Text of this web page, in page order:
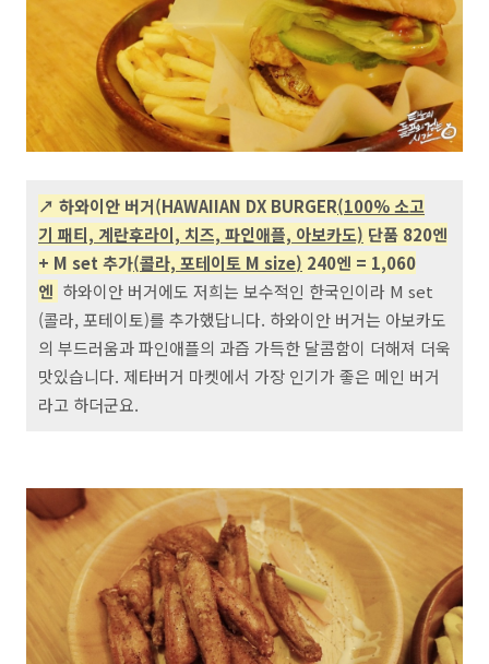
↗ 하와이안 버거(HAWAIIAN DX BURGER(100% 소고
기 패티, 계란후라이, 치즈, 파인애플, 아보카도) 단품 820엔
+ M set 추가(콜라, 포테이토 M size) 240엔 = 1,060
엔 하와이안 버거에도 저희는 보수적인 한국인이라 M set
(콜라, 포테이토)를 추가했답니다. 하와이안 버거는 아보카도
의 부드러움과 파인애플의 과즙 가득한 달콤함이 더해져 더욱
맛있습니다. 제타버거 마켓에서 가장 인기가 좋은 메인 버거
라고 하더군요.